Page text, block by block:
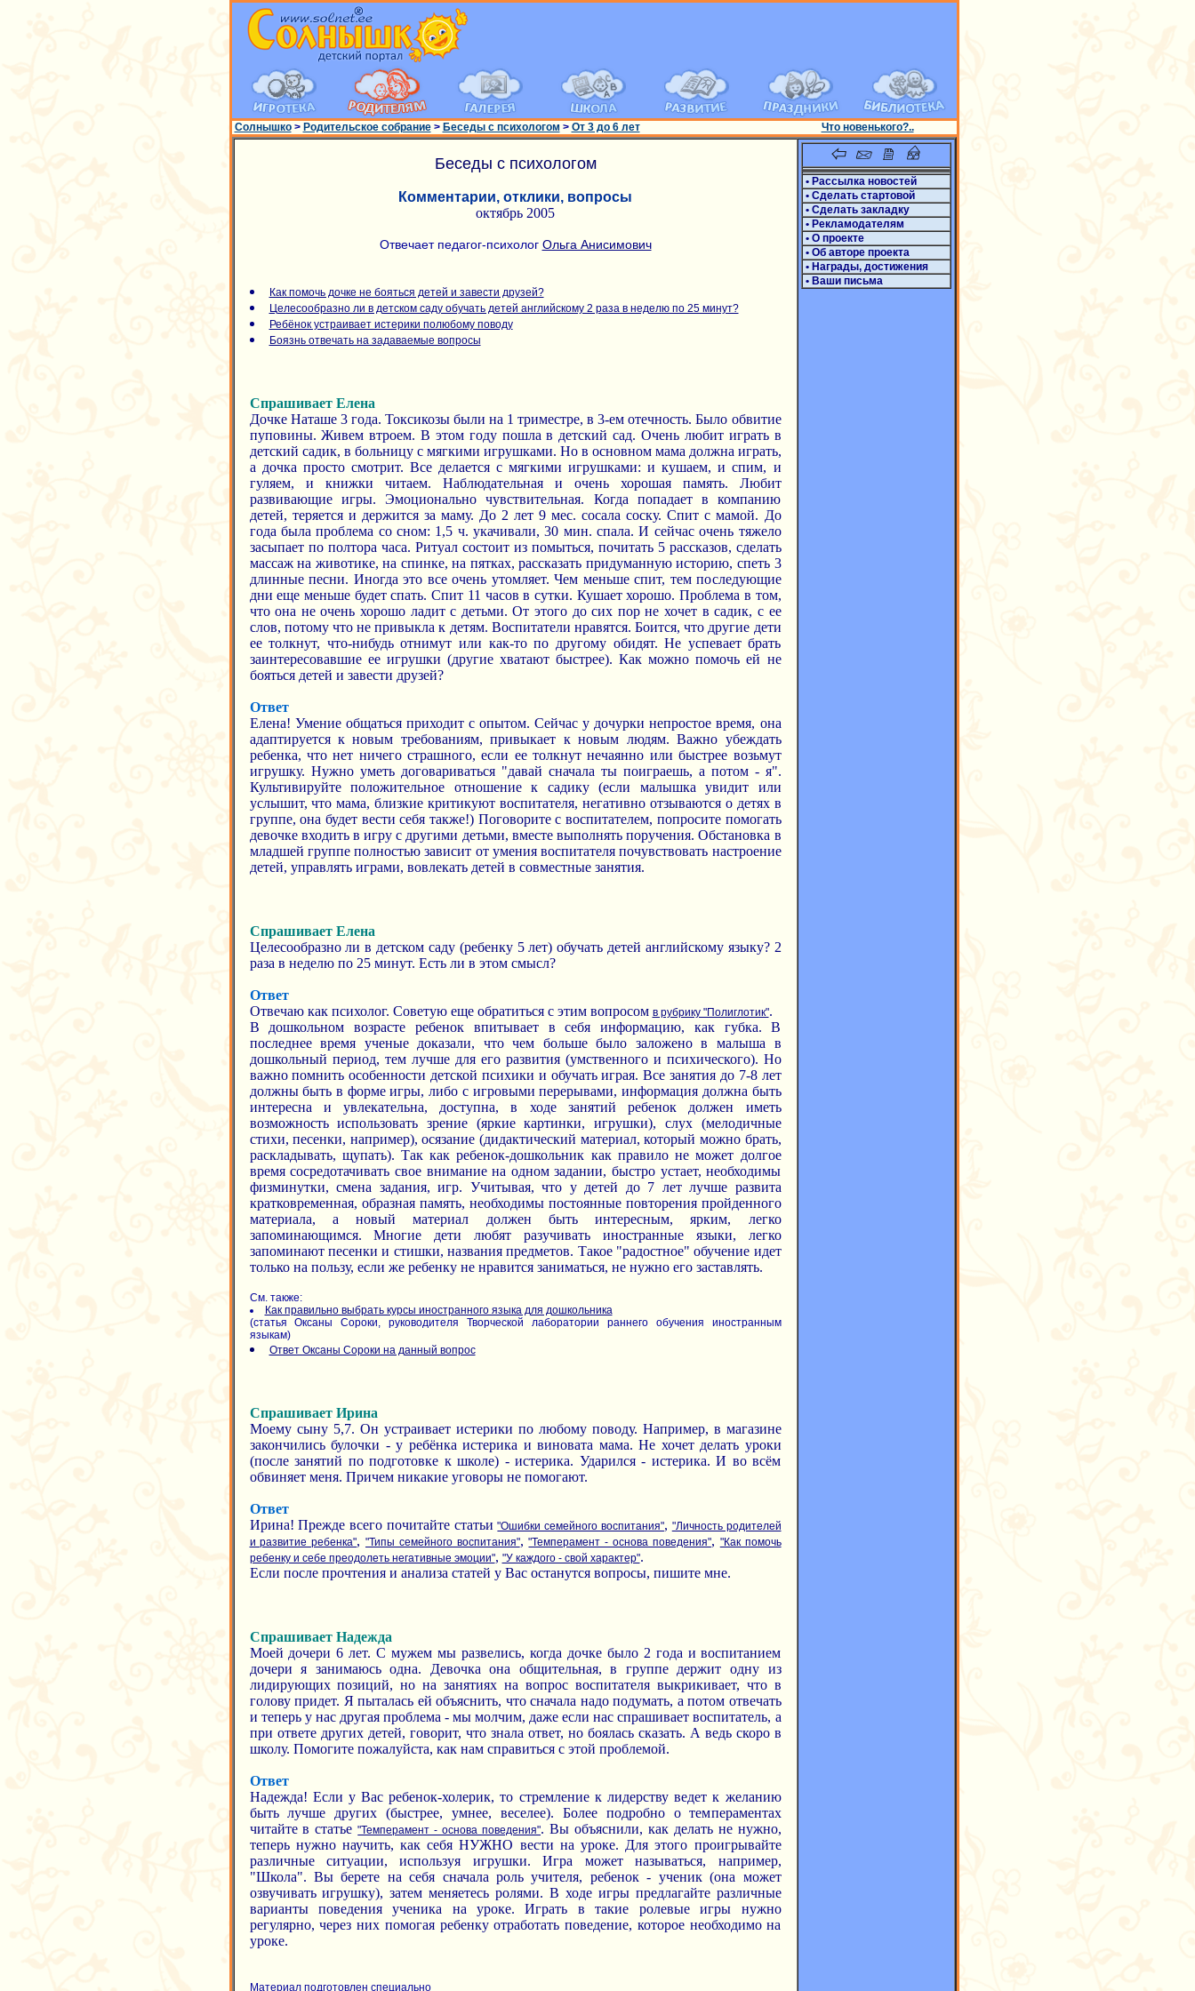
Солнышко> Родительское собрание> Беседы с психологом > От 3 до 6 лет Что новенького?..
Беседы с психологом
Комментарии, отклики, вопросы
октябрь 2005
Отвечает педагог-психолог Ольга Анисимович
Как помочь дочке не бояться детей и завести друзей?
Целесообразно ли в детском саду обучать детей английскому 2 раза в неделю по 25 минут?
Ребёнок устраивает истерики полюбому поводу
Боязнь отвечать на задаваемые вопросы
Спрашивает Елена
Дочке Наташе 3 года. Токсикозы были на 1 триместре, в 3-ем отечность. Было обвитие
пуповины. Живем втроем. В этом году пошла в детский сад. Очень любит играть в
детский садик, в больницу с мягкими игрушками. Но в основном мама должна играть,
а дочка просто смотрит. Все делается с мягкими игрушками: и кушаем, и спим, и
гуляем, и книжки читаем. Наблюдательная и очень хорошая память. Любит
развивающие игры. Эмоционально чувствительная. Когда попадает в компанию
детей, теряется и держится за маму. До 2 лет 9 мес. сосала соску. Спит с мамой. До
года была проблема со сном: 1,5 ч. укачивали, 30 мин. спала. И сейчас очень тяжело
засыпает по полтора часа. Ритуал состоит из помыться, почитать 5 рассказов, сделать
массаж на животике, на спинке, на пятках, рассказать придуманную историю, спеть 3
длинные песни. Иногда это все очень утомляет. Чем меньше спит, тем последующие
дни еще меньше будет спать. Спит 11 часов в сутки. Кушает хорошо. Проблема в том,
что она не очень хорошо ладит с детьми. От этого до сих пор не хочет в садик, с ее
слов, потому что не привыкла к детям. Воспитатели нравятся. Боится, что другие дети
ее толкнут, что-нибудь отнимут или как-то по другому обидят. Не успевает брать
заинтересовавшие ее игрушки (другие хватают быстрее). Как можно помочь ей не
бояться детей и завести друзей?
Ответ
Елена! Умение общаться приходит с опытом. Сейчас у дочурки непростое время, она
адаптируется к новым требованиям, привыкает к новым людям. Важно убеждать
ребенка, что нет ничего страшного, если ее толкнут нечаянно или быстрее возьмут
игрушку. Нужно уметь договариваться "давай сначала ты поиграешь, а потом - я".
Культивируйте положительное отношение к садику (если малышка увидит или
услышит, что мама, близкие критикуют воспитателя, негативно отзываются о детях в
группе, она будет вести себя также!) Поговорите с воспитателем, попросите помогать
девочке входить в игру с другими детьми, вместе выполнять поручения. Обстановка в
младшей группе полностью зависит от умения воспитателя почувствовать настроение
детей, управлять играми, вовлекать детей в совместные занятия.
Спрашивает Елена
Целесообразно ли в детском саду (ребенку 5 лет) обучать детей английскому языку? 2
раза в неделю по 25 минут. Есть ли в этом смысл?
Ответ
Отвечаю как психолог. Cоветую еще обратиться с этим вопросом в рубрику "Полиглотик".
В дошкольном возрасте ребенок впитывает в себя информацию, как губка. В
последнее время ученые доказали, что чем больше было заложено в малыша в
дошкольный период, тем лучше для его развития (умственного и психического). Но
важно помнить особенности детской психики и обучать играя. Все занятия до 7-8 лет
должны быть в форме игры, либо с игровыми перерывами, информация должна быть
интересна и увлекательна, доступна, в ходе занятий ребенок должен иметь
возможность использовать зрение (яркие картинки, игрушки), слух (мелодичные
стихи, песенки, например), осязание (дидактический материал, который можно брать,
раскладывать, щупать). Так как ребенок-дошкольник как правило не может долгое
время сосредотачивать свое внимание на одном задании, быстро устает, необходимы
физминутки, смена задания, игр. Учитывая, что у детей до 7 лет лучше развита
кратковременная, образная память, необходимы постоянные повторения пройденного
материала, а новый материал должен быть интересным, ярким, легко
запоминающимся. Многие дети любят разучивать иностранные языки, легко
запоминают песенки и стишки, названия предметов. Такое "радостное" обучение идет
только на пользу, если же ребенку не нравится заниматься, не нужно его заставлять.
См. также:
Как правильно выбрать курсы иностранного языка для дошкольника
(статья Оксаны Сороки, руководителя Творческой лаборатории раннего обучения иностранным
языкам)
Ответ Оксаны Сороки на данный вопрос
Спрашивает Ирина
Моему сыну 5,7. Он устраивает истерики по любому поводу. Например, в магазине
закончились булочки - у ребёнка истерика и виновата мама. Не хочет делать уроки
(после занятий по подготовке к школе) - истерика. Ударился - истерика. И во всём
обвиняет меня. Причем никакие уговоры не помогают.
Ответ
Ирина! Прежде всего почитайте статьи"Ошибки семейного воспитания", "Личность родителей
и развитие ребенка", "Типы семейного воспитания","Темперамент - основа поведения", "Как помочь
ребенку и себе преодолеть негативные эмоции", "У каждого - свой характер".
Если после прочтения и анализа статей у Вас останутся вопросы, пишите мне.
Спрашивает Надежда
Моей дочери 6 лет. С мужем мы развелись, когда дочке было 2 года и воспитанием
дочери я занимаюсь одна. Девочка она общительная, в группе держит одну из
лидирующих позиций, но на занятиях на вопрос воспитателя выкрикивает, что в
голову придет. Я пыталась ей объяснить, что сначала надо подумать, а потом отвечать
и теперь у нас другая проблема - мы молчим, даже если нас спрашивает воспитатель, а
при ответе других детей, говорит, что знала ответ, но боялась сказать. А ведь скоро в
школу. Помогите пожалуйста, как нам справиться с этой проблемой.
Ответ
Надежда! Если у Вас ребенок-холерик, то стремление к лидерству ведет к желанию
быть лучше других (быстрее, умнее, веселее). Более подробно о темпераментах
читайте в статье"Темперамент - основа поведения". Вы объяснили, как делать не нужно,
теперь нужно научить, как себя НУЖНО вести на уроке. Для этого проигрывайте
различные ситуации, используя игрушки. Игра может называться, например,
"Школа". Вы берете на себя сначала роль учителя, ребенок - ученик (она может
озвучивать игрушку), затем меняетесь ролями. В ходе игры предлагайте различные
варианты поведения ученика на уроке. Играть в такие ролевые игры нужно
регулярно, через них помогая ребенку отработать поведение, которое необходимо на
уроке.
Материал подготовлен специально
• Рассылка новостей
• Сделать стартовой
• Сделать закладку
• Рекламодателям
• О проекте
• Об авторе проекта
• Награды, достижения
• Ваши письма